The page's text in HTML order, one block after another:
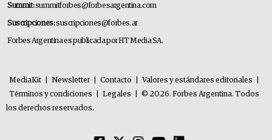
Summit:summitforbes@forbesargentina.com
Suscripciones:suscripciones@forbes.ar
Forbes Argentina es publicada por HT Media SA.
MediaKit Newsletter Contacto Valores y estándares editoriales
Términos y condiciones
Legales
© 2026. Forbes Argentina. Todos
los derechos reservados.